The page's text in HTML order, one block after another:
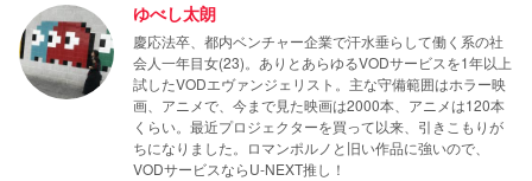
ゆべし太朗
慶応法卒、都内ベンチャー企業で汗水垂らして働く系の社
会人一年目女(23)。ありとあらゆるVODサービスを1年以上
試したVODエヴァンジェリスト。主な守備範囲はホラー映
画、アニメで、今まで見た映画は2000本、アニメは120本
くらい。最近プロジェクターを買って以来、引きこもりが
ちになりました。ロマンポルノと旧い作品に強いので、
VODサービスならU-NEXT推し！